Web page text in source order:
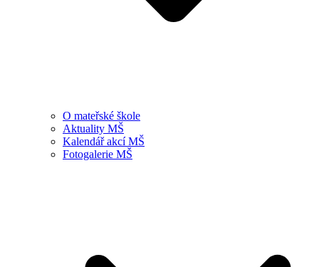
O mateřské škole
Aktuality MŠ
Kalendář akcí MŠ
Fotogalerie MŠ